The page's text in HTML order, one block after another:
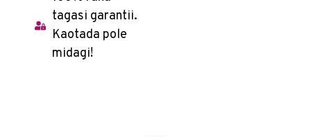
tagasi garantii.
Kaotada pole
midagi!